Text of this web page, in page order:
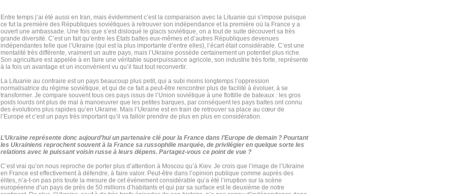
Entre temps j’ai été aussi en Iran, mais évidemment c’est la comparaison avec la Lituanie qui s’impose puisque
ce fut la première des Républiques soviétiques à retrouver son indépendance et la première où la France y a
ouvert une ambassade. Une fois que s’est disloqué le glacis soviétique, on a tout de suite découvert sa très
grande diversité. C’est un fait qu’entre les Etats baltes eux-mêmes et d’autres Républiques devenues
indépendantes telle que l’Ukraine (qui est la plus importante d’entre elles), l’écart était considérable. C’est une
mentalité très différente, vraiment un autre pays, mais l’Ukraine possède certainement un potentiel plus riche.
Son agriculture est appelée à en faire une véritable superpuissance agricole, son industrie très forte, représente
à la fois un avantage et un inconvénient vu qu’il faut tout reconvertir.
La Lituanie au contraire est un pays beaucoup plus petit, qui a subi moins longtemps l’oppression
normalisatrice du régime soviétique, et qui de ce fait a peut-être rencontrer plus de facilité à évoluer, à se
transformer. Je compare souvent tous ces pays issus de l’Union soviétique à une flottille de bateaux : les gros
poids lourds ont plus de mal à manoeuvrer que les petites barques, par conséquent les pays baltes ont connu
des évolutions plus rapides qu’en Ukraine. Mais l’Ukraine est en train de retrouver sa place au cœur de
l’Europe et c’est un pays très important qu’il va falloir prendre de plus en plus en considération.
L’Ukraine représente donc aujourd’hui un partenaire clé pour la France dans l’Europe de demain ? Pourtant
les Ukrainiens reprochent souvent à la France sa russophilie marquée, de privilégier en quelque sorte les
relations avec le puissant voisin russe à leurs dépens. Partagez-vous ce point de vue ?
C’est vrai qu’on nous reproche de porter plus d’attention à Moscou qu’à Kiev. Je crois que l’image de l’Ukraine
en France est effectivement à défendre, à faire valoir. Peut-être dans l’opinion publique comme auprès des
élites, n’a-t-on pas pris toute la mesure de cet événement considérable qu’a été l’irruption sur la scène
européenne d’un pays de près de 50 millions d’habitants et qui par sa surface est le deuxième de notre